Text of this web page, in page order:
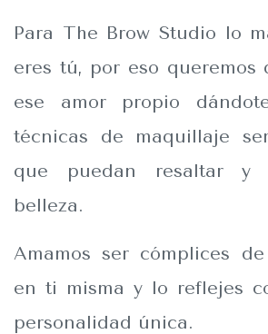
Para The Brow Studio lo
eres tú, por eso queremos
ese amor propio
técnicas de maquillaje
que puedan resaltar y
belleza.
Amamos ser cómplices
en ti misma y lo reflejes
personalidad única.